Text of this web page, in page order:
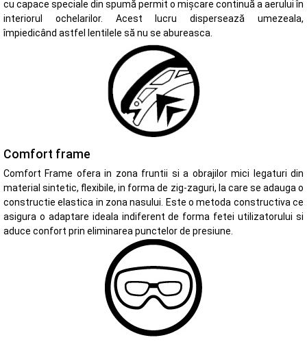
cu capace speciale din spumă permit o mișcare continuă a aerului în
interiorul ochelarilor. Acest lucru dispersează umezeala,
împiedicând astfel lentilele să nu se abureasca.
Comfort frame
Comfort Frame ofera in zona fruntii si a obrajilor mici legaturi din
material sintetic, flexibile, in forma de zig-zaguri, la care se adauga o
constructie elastica in zona nasului. Este o metoda constructiva ce
asigura o adaptare ideala indiferent de forma fetei utilizatorului si
aduce confort prin eliminarea punctelor de presiune.